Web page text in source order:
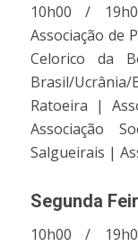
10h00 /
Associação de
Celorico da
Brasil/
Ratoeira |
Associação
Salgueirais |
Segunda
10h00 /